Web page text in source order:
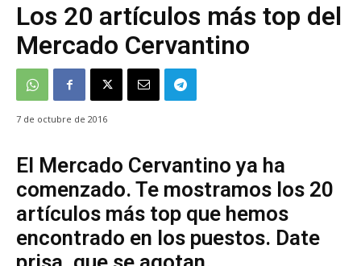
Los 20 artículos más top del
Mercado Cervantino
7 de octubre de 2016
El Mercado Cervantino ya ha
comenzado. Te mostramos los 20
artículos más top que hemos
encontrado en los puestos. Date